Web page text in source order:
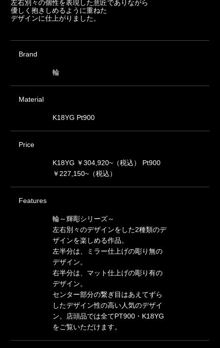
左右別々の個性を表現した意匠でありながら
優しく抱きしめるように重ねた
デザインに仕上がりました。
Brand
輪
Material
K18YG Pt900
Price
K18YG ￥304,920~（税込） Pt900
￥227,150~（税込）
Features
輪～輝彫シリーズ～
左右別々のデザインをした2種類のデ
ザインを楽しめる作品。
左半分は、ミラー仕上げの彫り無の
デザイン。
右半分は、マット仕上げの彫り有の
デザイン。
センター部分の繋ぎ目はあえてずら
したデザイン性の高い人気のデザイ
ン。店頭品では全てPT900・K18YG
をご覧いただけます。